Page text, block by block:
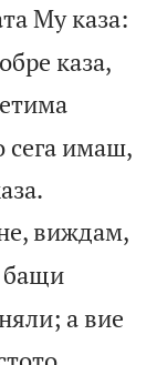
Му каза:
каза,
сега имаш,
виждам,
а вие